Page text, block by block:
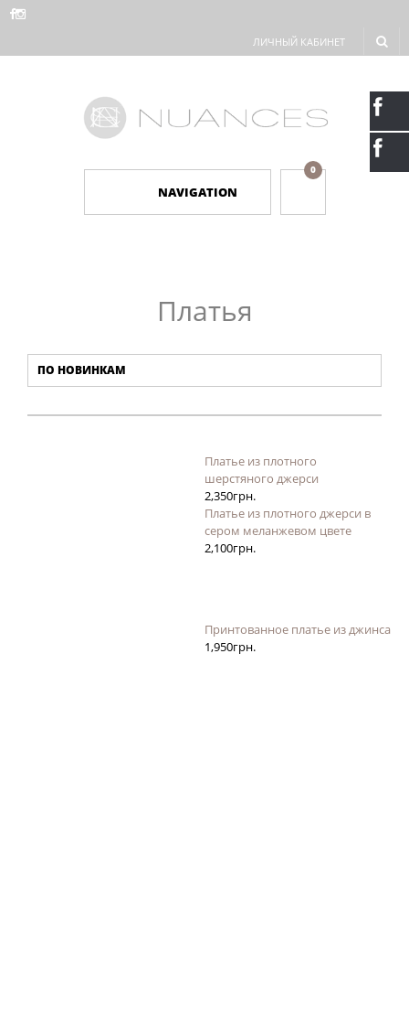
ЛИЧНЫЙ КАБИНЕТ
NAVIGATION
0
Платья
Платье из плотного
шерстяного джерси
2,350грн.
Платье из плотного джерси в
сером меланжевом цвете
2,100грн.
Принтованное платье из джинса
1,950грн.